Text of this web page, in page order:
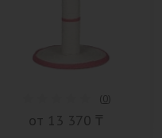
(0)
от 13 370 ₸